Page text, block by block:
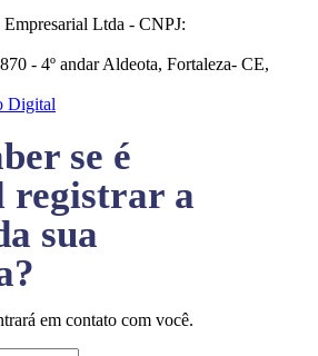
Ltda - CNPJ:
- 4º andar Aldeota, Fortaleza- CE,
Digital
se é
registrar a
sua
em contato com você.